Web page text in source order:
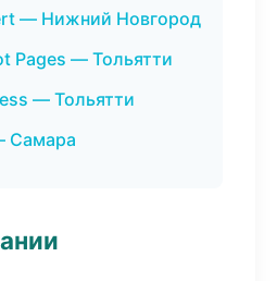
— Нижний Новгород
Pages — Тольятти
— Тольятти
Самара